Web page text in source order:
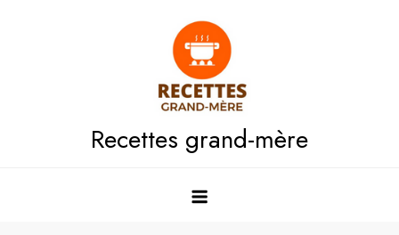
Recettes grand-mère